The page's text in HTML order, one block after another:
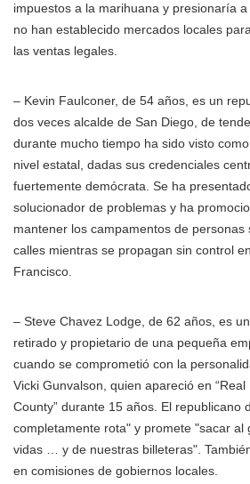
impuestos a la marihuana y presionaría
no han establecido mercados locales
las ventas legales.
– Kevin Faulconer, de 54 años, es un
dos veces alcalde de San Diego, de
durante mucho tiempo ha sido visto
nivel estatal, dadas sus credenciales
fuertemente demócrata. Se ha
solucionador de problemas y ha
mantener los campamentos de
calles mientras se propagan sin control
Francisco.
– Steve Chavez Lodge, de 62 años, es
retirado y propietario de una pequeña
cuando se comprometió con la
Vicki Gunvalson, quien apareció en
County” durante 15 años. El republicano
completamente rota" y promete "sacar al
vidas … y de nuestras billeteras".
en comisiones de gobiernos locales.